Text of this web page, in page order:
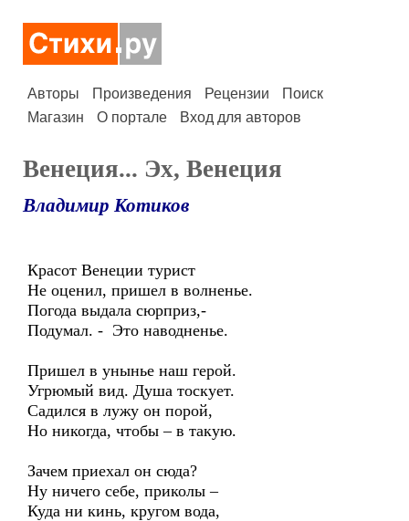
Авторы Произведения Рецензии
Поиск
Магазин
О портале Вход для авторов
Венеция... Эх, Венеция
Владимир Котиков
Красот Венеции турист
Не оценил, пришел в волненье.
Погода выдала сюрприз,-
Подумал. - Это наводненье.
Пришел в унынье наш герой.
Угрюмый вид. Душа тоскует.
Садился в лужу он порой,
Но никогда, чтобы – в такую.
Зачем приехал он сюда?
Ну ничего себе, приколы –
Куда ни кинь, кругом вода,